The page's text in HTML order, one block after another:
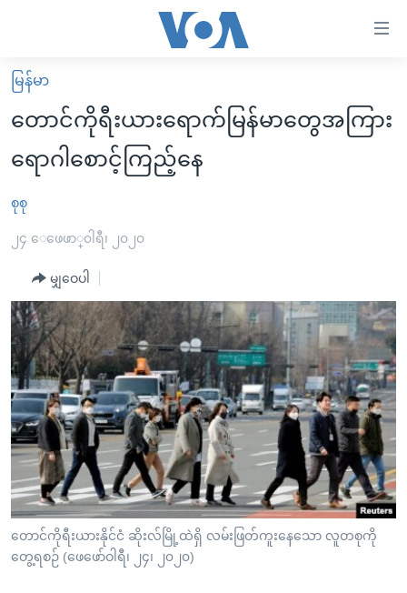
လွယ်ကူ
စေ
Link
များ
ပင်မ
ကျော်
ကြည့်
ရန်
ပင်မ
အ
ညွန်း
စာမျက်နှာ
သို့
ကျော်
ကြည့်
ရန်
မူလစာမျက်နှာ
မြန်မာ
ကမ္ဘာ့သတင်းများ
အစ္စရေး-ပါလက်စတိုင်း
သတင်းလွတ်လပ်ခွင့်
အင်္ဂလိပ်စာလေ့လာမယ်
အမေရိကန်သုံးအီဒီယံ
မကြေးမုံရဲ့ အင်္ဂလိပ်စာ
ရုပ်ရှင်ထဲက အင်္ဂလိပ်စာ
သုတပဒေသာ အင်္ဂလိပ်စာ
အပတ်စဉ်ကဏ္ဍများ
ရေဒီယို
တီဗွီ
ရေဒီယိုနှင့်ရုပ်သံ အချက်အလက်များ
ရေဒီယို/တီဗွီအစီအစဉ်
Learning English
ဗွီအိုအေ လူမှုကွန်ယက်များ
မြန်မာ
တောင်ကိုရီးယားရောက်မြန်မာတွေအကြား
ရောဂါစောင့်ကြည့်နေ
စုစု
၂၄ ေဖေဖာ္၀ါရီ၊ ၂၀၂၀
မျှဝေပါ
တောင်ကိုရီးယားနိုင်ငံ ဆိုးလ်မြို့ထဲရှိ လမ်းဖြတ်ကူးနေသော လူတစုကို
တွေ့ရစဉ် (ဖေဖော်ဝါရီ၊ ၂၄၊ ၂၀၂၀)